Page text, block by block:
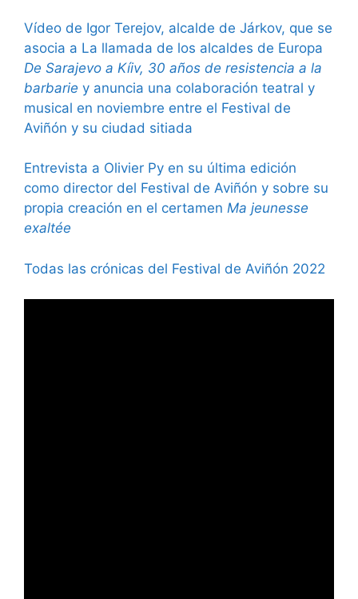
Vídeo de Igor Terejov, alcalde de Járkov, que se
asocia a La llamada de los alcaldes de Europa
De Sarajevo a Kíiv, 30 años de resistencia a la
barbarie y anuncia una colaboración teatral y
musical en noviembre entre el Festival de
Aviñón y su ciudad sitiada
Entrevista a Olivier Py en su última edición
como director del Festival de Aviñón y sobre su
propia creación en el certamen Ma jeunesse
exaltée
Todas las crónicas del Festival de Aviñón 2022